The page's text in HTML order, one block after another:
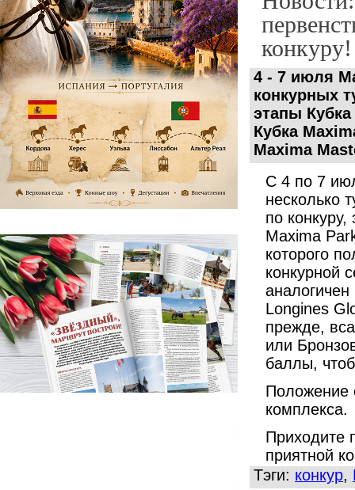
конкуру!
4 - 7 июля
конкурных
этапы
Кубка
Maxima
С 4 по 7
несколько
по
Maxima
которого
конкурной
Longines
прежде,
или
баллы,
Положение
комплекса.
Приходите
приятной
Тэги: конкур,